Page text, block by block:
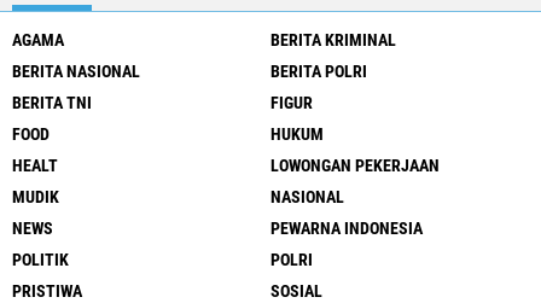
AGAMA
BERITA KRIMINAL
BERITA NASIONAL
BERITA POLRI
BERITA TNI
FIGUR
FOOD
HUKUM
HEALT
LOWONGAN PEKERJAAN
MUDIK
NASIONAL
NEWS
PEWARNA INDONESIA
POLITIK
POLRI
PRISTIWA
SOSIAL